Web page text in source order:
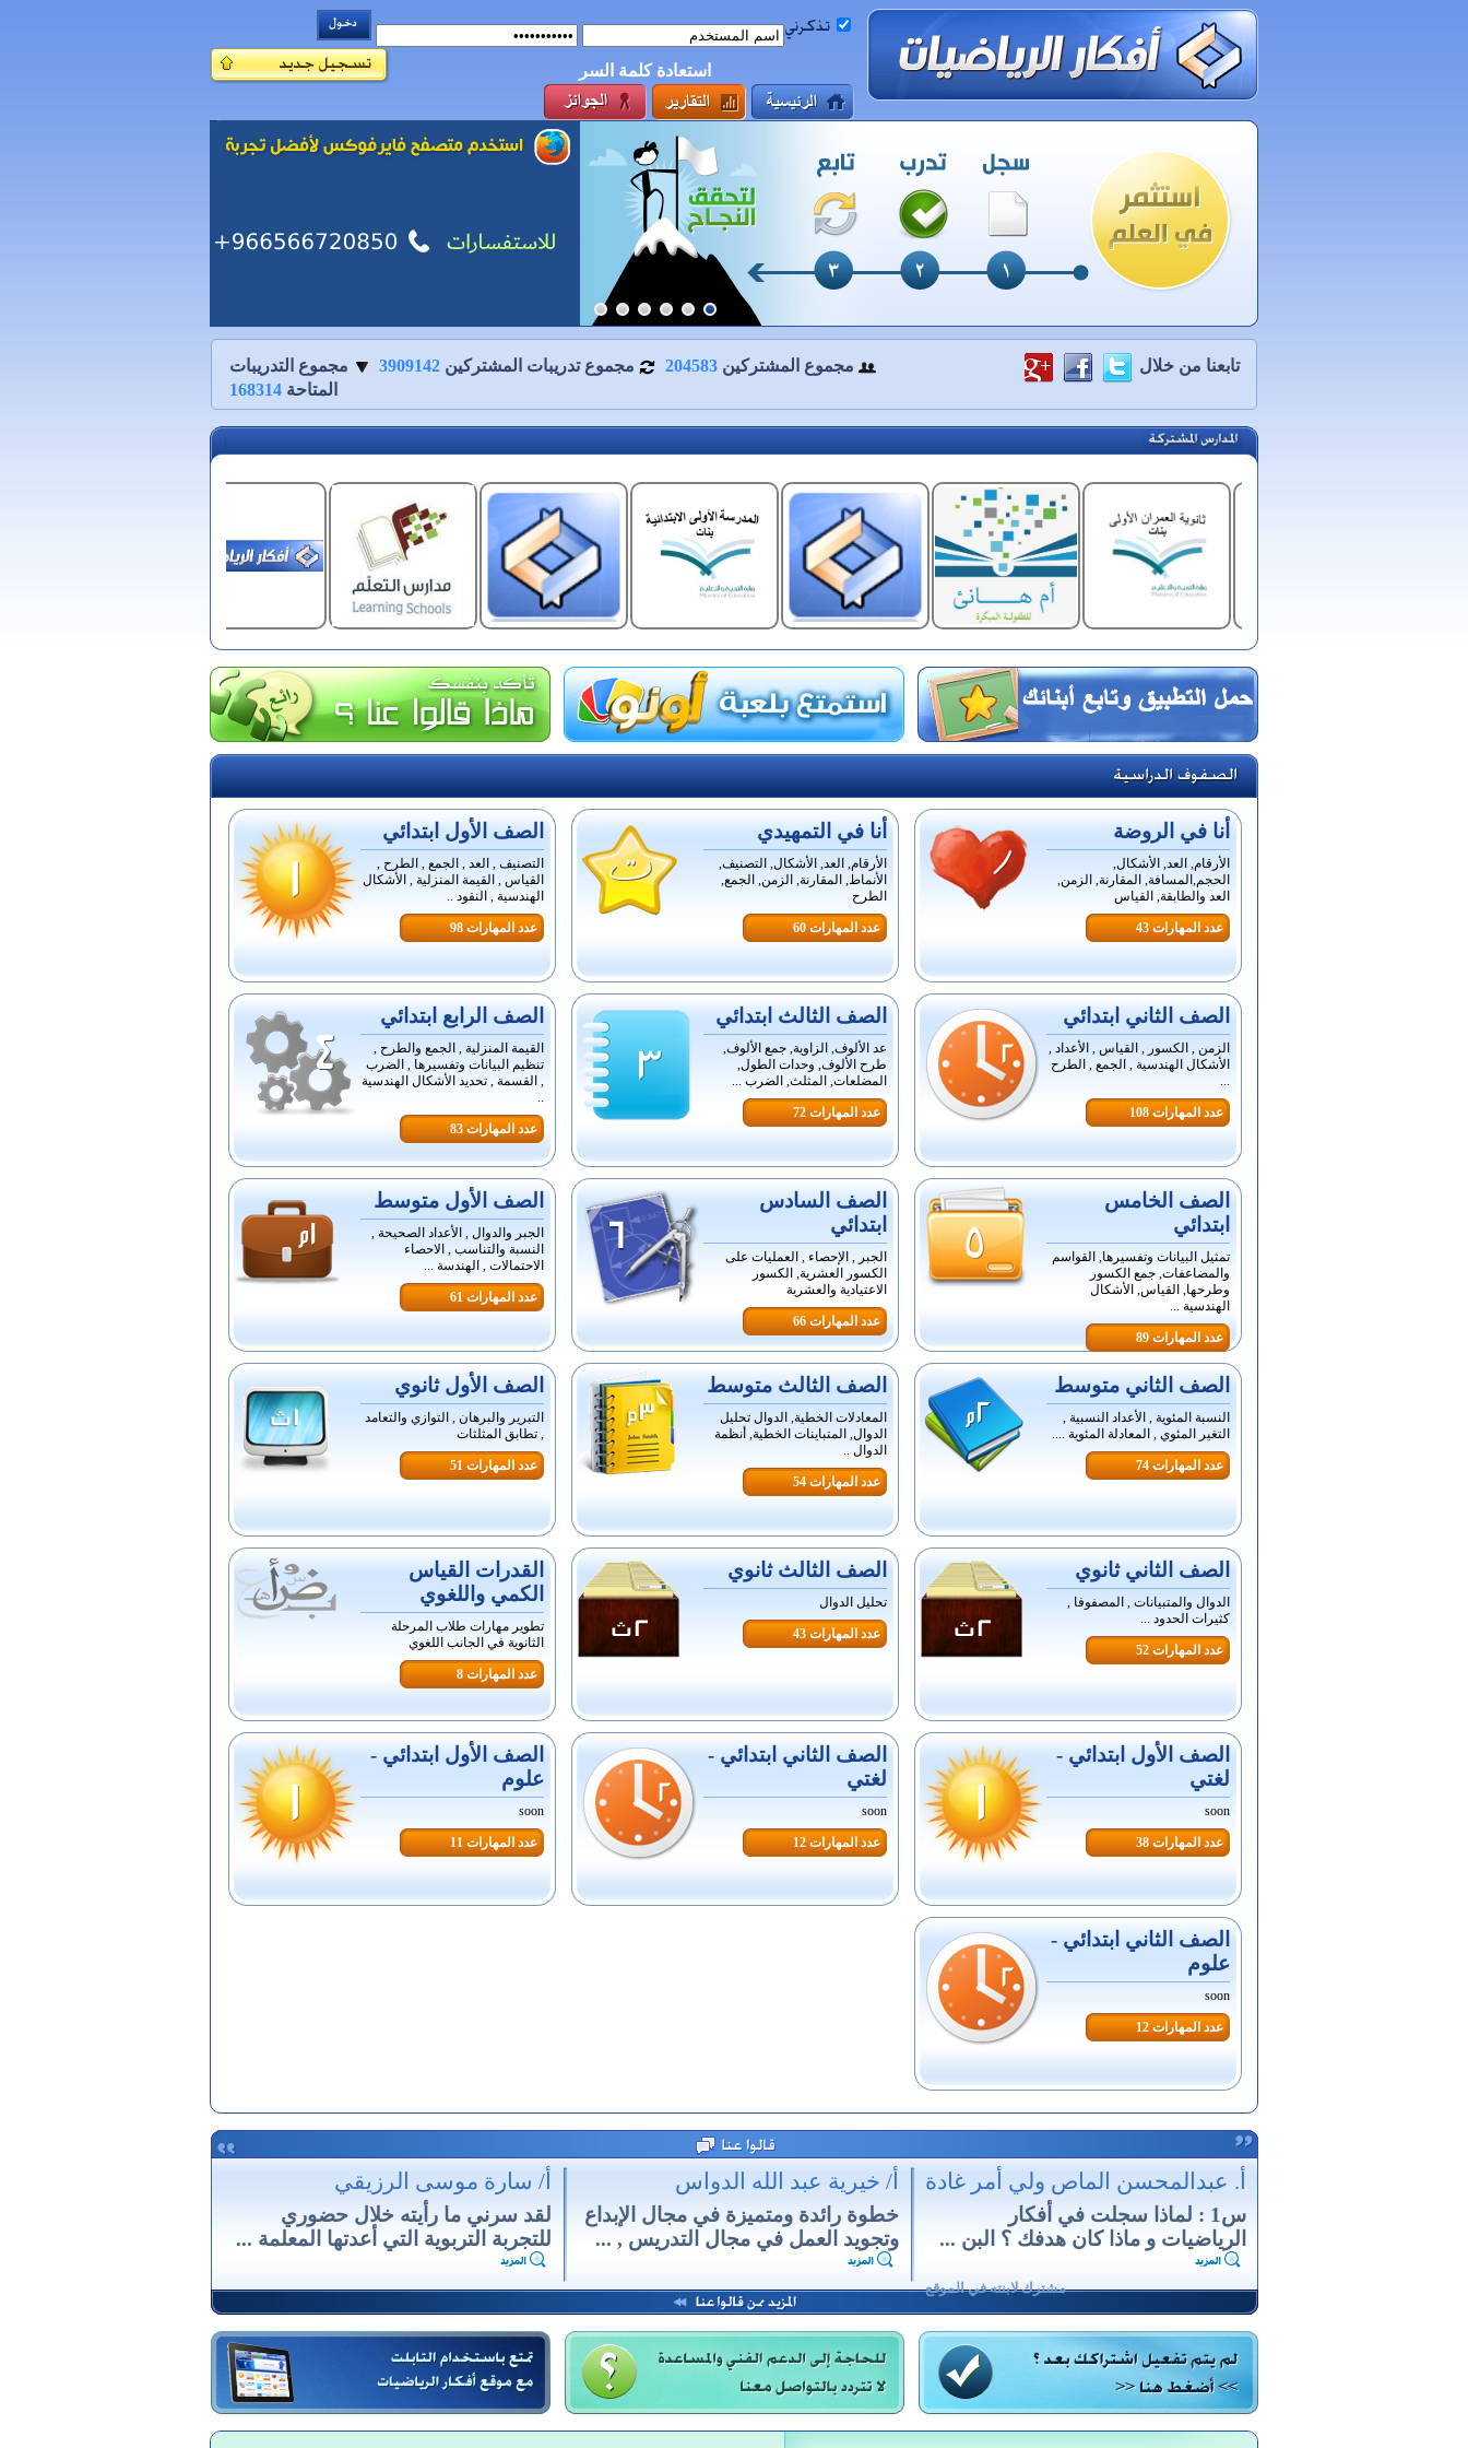
استعادة كلمة السر
تابعنا من خلال مجموع المشتركين 204583 مجموع تدريبات المشتركين 3909142
مجموع التدريبات
المتاحة 168314
أنا في الروضة
الأرقام, العد, الأشكال,
الحجم,المسافة, المقارنة, الزمن,
العد والطابقة, القياس
عدد المهارات 43
أنا في التمهيدي
الأرقام, العد, الأشكال, التصنيف,
الأنماط, المقارنة, الزمن, الجمع,
الطرح
عدد المهارات 60
الصف الأول ابتدائي
التصنيف , العد , الجمع , الطرح ,
القياس , القيمة المنزلية , الأشكال
الهندسية , النقود ..
عدد المهارات 98
الصف الثاني ابتدائي
الزمن , الكسور , القياس , الأعداد ,
الأشكال الهندسية , الجمع , الطرح
...
عدد المهارات 108
الصف الثالث ابتدائي
عد الألوف, الزاوية, جمع الألوف,
طرح الألوف, وحدات الطول,
المضلعات, المثلث, الضرب ...
عدد المهارات 72
الصف الرابع ابتدائي
القيمة المنزلية , الجمع والطرح ,
تنظيم البيانات وتفسيرها , الضرب
, القسمة , تحديد الأشكال الهندسية
..
عدد المهارات 83
الصف الخامس
ابتدائي
تمثيل البيانات وتفسيرها, القواسم
والمضاعفات, جمع الكسور
وطرحها, القياس, الأشكال
الهندسية ...
عدد المهارات 89
الصف السادس
ابتدائي
الجبر , الإحصاء , العمليات على
الكسور العشرية, الكسور
الاعتيادية والعشرية
عدد المهارات 66
الصف الأول متوسط
الجبر والدوال , الأعداد الصحيحة ,
النسبة والتناسب , الاحصاء
الاحتمالات , الهندسة ...
عدد المهارات 61
الصف الثاني متوسط
النسبة المئوية , الأعداد النسبية ,
التغير المئوي , المعادلة المئوية ....
عدد المهارات 74
الصف الثالث متوسط
المعادلات الخطية, الدوال تحليل
الدوال, المتباينات الخطية, أنظمة
الدوال ..
عدد المهارات 54
الصف الأول ثانوي
التبرير والبرهان , التوازي والتعامد
, تطابق المثلثات
عدد المهارات 51
الصف الثاني ثانوي
الدوال والمتبيانات , المصفوفا ,
كثيرات الحدود ...
عدد المهارات 52
الصف الثالث ثانوي
تحليل الدوال
عدد المهارات 43
القدرات القياس
الكمي واللغوي
تطوير مهارات طلاب المرحلة
الثانوية في الجانب اللغوي
عدد المهارات 8
الصف الأول ابتدائي -
لغتي
soon
عدد المهارات 38
الصف الثاني ابتدائي -
لغتي
soon
عدد المهارات 12
الصف الأول ابتدائي -
علوم
soon
عدد المهارات 11
الصف الثاني ابتدائي -
علوم
soon
عدد المهارات 12
أ. عبدالمحسن الماص ولي أمر غادة
س1 : لماذا سجلت في أفكار
الرياضيات و ماذا كان هدفك ؟ البن ...
مشترك لابنته في الموقع
أ/ خيرية عبد الله الدواس
خطوة رائدة ومتميزة في مجال الإبداع
وتجويد العمل في مجال التدريس , ...
أ/ سارة موسى الرزيقي
لقد سرني ما رأيته خلال حضوري
للتجربة التربوية التي أعدتها المعلمة ...